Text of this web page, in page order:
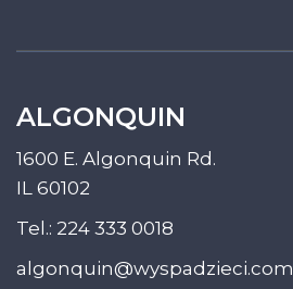
ALGONQUIN
1600 E. Algonquin Rd.
IL 60102
Tel.: 224 333 0018
algonquin@wyspadzieci.com